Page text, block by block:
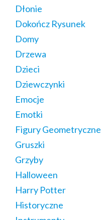
Dłonie
Dokończ Rysunek
Domy
Drzewa
Dzieci
Dziewczynki
Emocje
Emotki
Figury Geometryczne
Gruszki
Grzyby
Halloween
Harry Potter
Historyczne